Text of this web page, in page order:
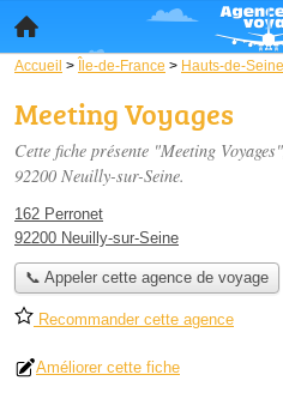
Accueil > Île-de-France > Hauts-de-Seine
Meeting Voyages
Cette fiche présente "Meeting
92200 Neuilly-sur-Seine.
162 Perronet
92200 Neuilly-sur-Seine
📞 Appeler cette agence de voyage
Recommander cette agence
Améliorer cette fiche